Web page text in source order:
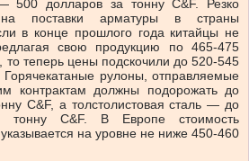
500 долларов за тонну C&F. Резко
на поставки арматуры в страны
в конце прошлого года китайцы не
свою продукцию по 465-475
то теперь цены подскочили до 520-545
Горячекатаные рулоны, отправляемые
контрактам должны подорожать до
C&F, а толстолистовая сталь — до
тонну C&F. В Европе стоимость
на уровне не ниже 450-460